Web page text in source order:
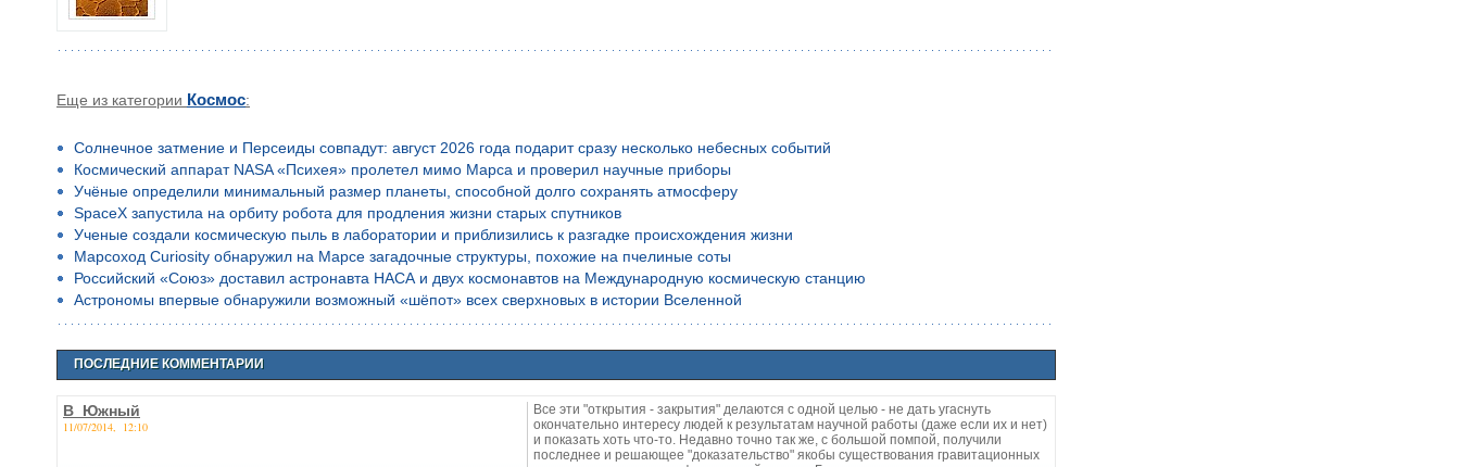
Еще из категории Космос:
Солнечное затмение и Персеиды совпадут: август 2026 года подарит сразу несколько небесных событий
Космический аппарат NASA «Психея» пролетел мимо Марса и проверил научные приборы
Учёные определили минимальный размер планеты, способной долго сохранять атмосферу
SpaceX запустила на орбиту робота для продления жизни старых спутников
Ученые создали космическую пыль в лаборатории и приблизились к разгадке происхождения жизни
Марсоход Curiosity обнаружил на Марсе загадочные структуры, похожие на пчелиные соты
Российский «Союз» доставил астронавта НАСА и двух космонавтов на Международную космическую станцию
Астрономы впервые обнаружили возможный «шёпот» всех сверхновых в истории Вселенной
ПОСЛЕДНИЕ КОММЕНТАРИИ
В_Южный
11/07/2014, 12:10
Все эти "открытия - закрытия" делаются с одной целью - не дать угаснуть
окончательно интересу людей к результатам научной работы (даже если их и нет)
и показать хоть что-то. Недавно точно так же, с большой помпой, получили
последнее и решающее "доказательство" якобы существования гравитационных